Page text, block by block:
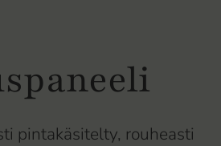
pintakäsitelty, rouheasti